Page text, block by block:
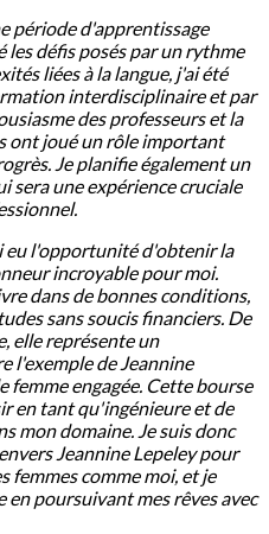
période d'apprentissage
défis posés par un rythme
liées à la langue, j'ai été
interdisciplinaire et par
des professeurs et la
ont joué un rôle important
Je planifie également un
sera une expérience cruciale
eu l'opportunité d'obtenir la
incroyable pour moi.
dans de bonnes conditions,
sans soucis financiers. De
elle représente un
l'exemple de Jeannine
femme engagée. Cette bourse
en tant qu'ingénieure et de
mon domaine. Je suis donc
Jeannine Lepeley pour
femmes comme moi, et je
en poursuivant mes rêves avec